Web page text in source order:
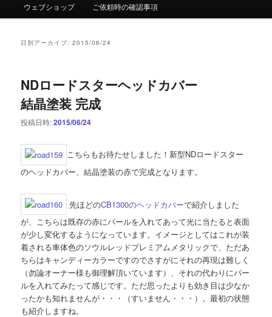
ウェブショップ ご依頼時の確認事項
日別アーカイブ:2015/06/24
NDロードスターヘッドカバー
結晶塗装 完成
投稿日時:2015/06/24
こちらもお待たせしました！新型NDロードスター
のヘッドカバー、結晶塗装の赤で完成となります。
先ほどのCB1300のヘッドカバーで紹介しました
が、こちらは既存の赤にパールを入れてあって光に当たると表面
が少し変化するようになっています。イメージとしてはこれが装
着される車体色のソウルレッドプレミアムメタリックで、ただあ
ちらはキャンディーカラーですのでさすがにそれの再現は難しく
（勿論オーナー様も御理解頂いています）、それの代わりにパー
ルを入れてみたって感じです。ただ思ったよりも効き目は少なか
ったかも知れませんが・・・（すいません・・・）。最初の状態
も紹介しますね。